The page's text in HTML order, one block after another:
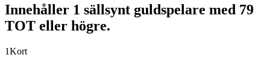
Innehåller 1 sällsynt guldspelare med 79
TOT eller högre.
1Kort